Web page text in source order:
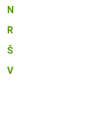
N
R
Š
V